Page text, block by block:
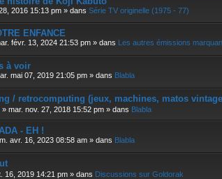
2016 15:13 pm » dans Série TV originelle (1975 - 77)
ENFANCE
févr. 13, 2024 21:53 pm » dans Les autres émissions
à voir
mai 07, 2019 21:05 pm » dans Blabla
/ retrocomputing (jeux, machines, matos
» mar. nov. 27, 2018 15:52 pm » dans Blabla
- EH !
avr. 16, 2023 08:58 am » dans Blabla
16, 2019 14:21 pm » dans Discussions sur Goldorak